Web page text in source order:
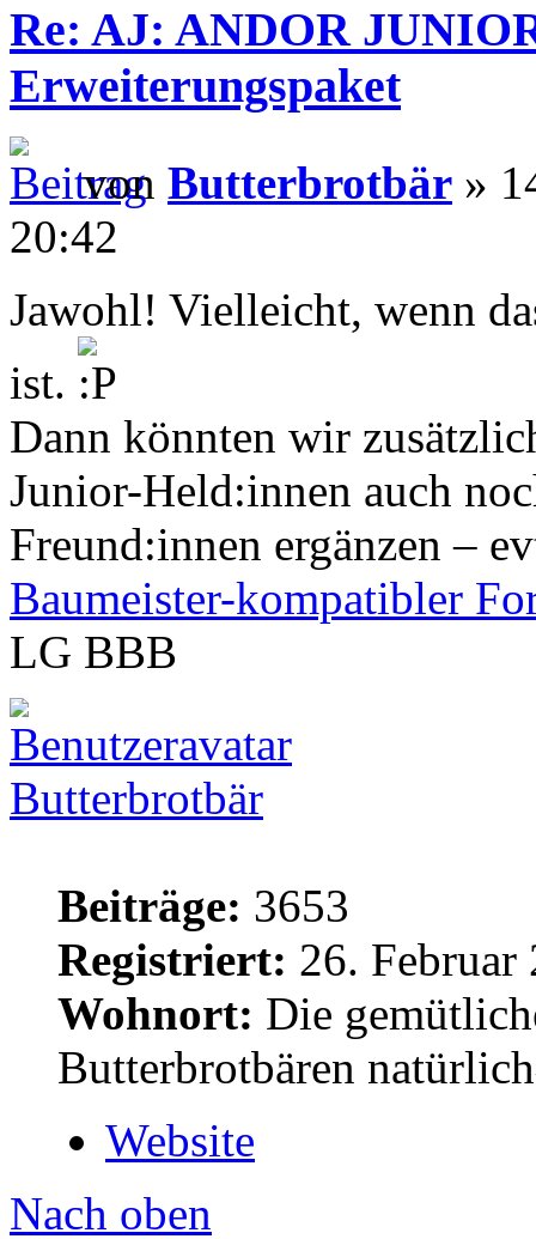
Re: AJ: ANDOR
Erweiterungspaket
von Butterbrotbär »
20:42
Jawohl! Vielleicht, wenn
ist.
Dann könnten wir
Junior-Held:innen auch
Freund:innen ergänzen –
Baumeister-kompatibler
LG BBB
Butterbrotbär
Beiträge: 3653
Registriert: 26. Februar
Wohnort: Die
Butterbrotbären
Website
Nach oben